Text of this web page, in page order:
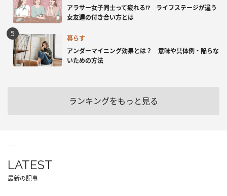
アラサー女子同士って疲れる⁉ ライフステージが違う
女友達の付き合い方とは
暮らす
アンダーマイニング効果とは？ 意味や具体例・陥らな
いための方法
ランキングをもっと見る
LATEST
最新の記事